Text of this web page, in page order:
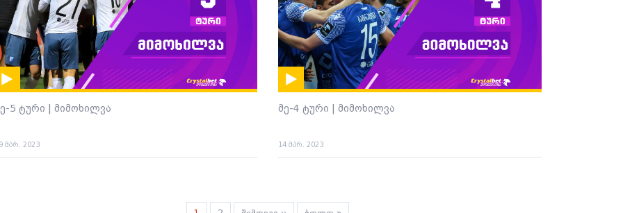
5 ტური | მიმოხილვა
მარ. 2023
მე-4 ტური | მიმოხილვა
14 მარ. 2023